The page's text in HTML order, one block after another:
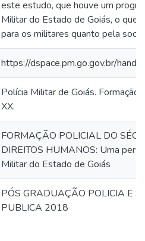
este estudo, que houve um
Militar do Estado de Goiás, o que
para os militares quanto pela
https://dspace.pm.go.gov.br/
Polícia Militar de Goiás.
XX.
FORMAÇÃO POLICIAL DO
DIREITOS HUMANOS: Uma
Militar do Estado de Goiás
PÓS GRADUAÇÃO POLICIA E
PUBLICA 2018